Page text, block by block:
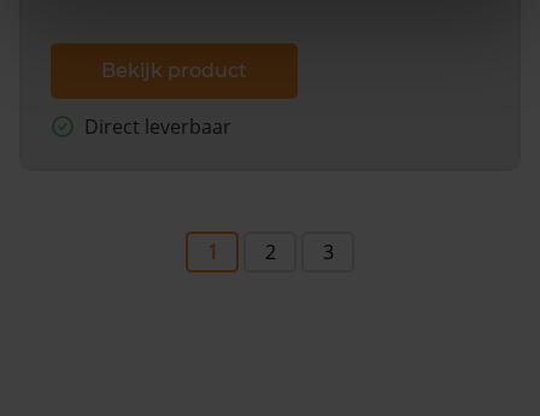
Bekijk product
Direct leverbaar
1 2 3